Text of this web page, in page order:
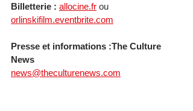
Billetterie : allocine.fr ou
orlinskifilm.eventbrite.com
Presse et informations :The Culture
News
news@theculturenews.com